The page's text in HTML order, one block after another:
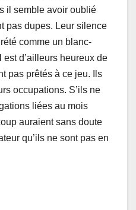
il semble avoir oublié
pas dupes. Leur silence
comme un blanc-
d’ailleurs heureux de
pas prêtés à ce jeu. Ils
occupations. S’ils ne
liées au mois
auraient sans doute
qu’ils ne sont pas en